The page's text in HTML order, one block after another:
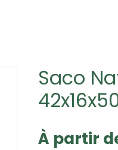
Saco
À partir